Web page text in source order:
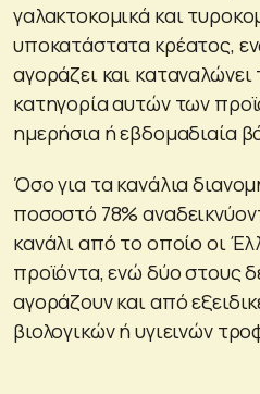
γαλακτοκομικά και
υποκατάστατα κρέατος,
αγοράζει και καταναλώνει
κατηγορία αυτών των
ημερήσια ή εβδομαδιαία
Όσο για τα κανάλια
ποσοστό 78%
κανάλι από το οποίο οι
προϊόντα, ενώ δύο στους
αγοράζουν και από
βιολογικών ή υγιεινών